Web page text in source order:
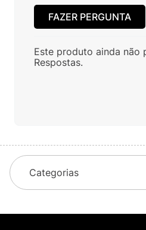
FAZER PERGUNTA
Este produto ainda não
Respostas.
Categorias